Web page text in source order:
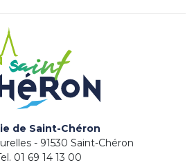
de Saint-Chéron
- 91530 Saint-Chéron
01 69 14 13 00